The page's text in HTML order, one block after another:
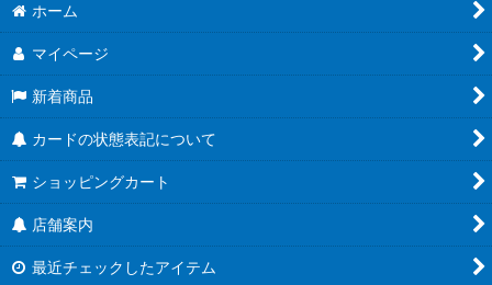
ホーム
マイページ
新着商品
カードの状態表記について
ショッピングカート
店舗案内
最近チェックしたアイテム